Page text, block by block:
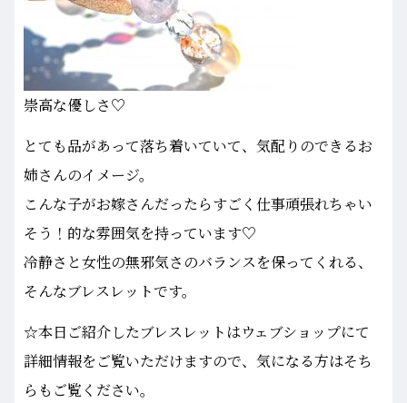
崇高な優しさ♡
とても品があって落ち着いていて、気配りのできるお
姉さんのイメージ。
こんな子がお嫁さんだったらすごく仕事頑張れちゃい
そう！的な雰囲気を持っています♡
冷静さと女性の無邪気さのバランスを保ってくれる、
そんなブレスレットです。
☆本日ご紹介したブレスレットはウェブショップにて
詳細情報をご覧いただけますので、気になる方はそち
らもご覧ください。